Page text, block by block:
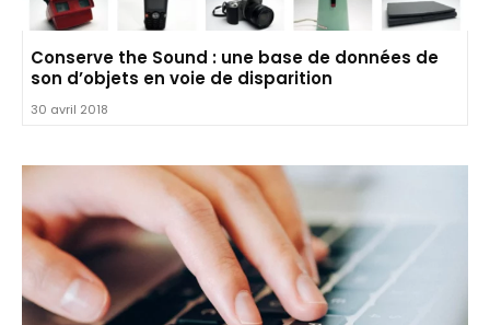
Conserve the Sound : une base de données de
son d’objets en voie de disparition
30 avril 2018